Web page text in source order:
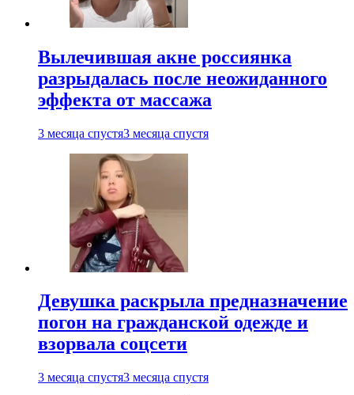
Вылечившая акне россиянка
разрыдалась после неожиданного
эффекта от массажа
3 месяца спустя3 месяца спустя
Девушка раскрыла предназначение
погон на гражданской одежде и
взорвала соцсети
3 месяца спустя3 месяца спустя